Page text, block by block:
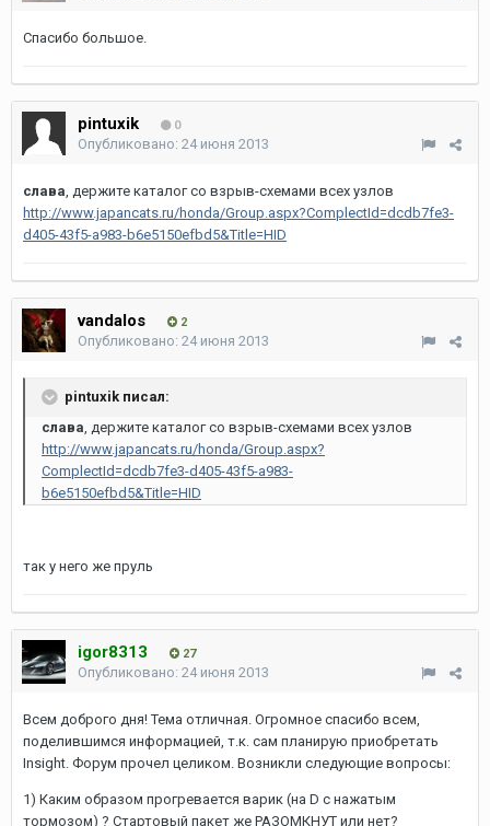
Спасибо большое.
pintuxik 0
Опубликовано: 24 июня 2013
слава, держите каталог со взрыв-схемами всех узлов
http://www.japancats.ru/honda/Group.aspx?ComplectId=dcdb7fe3-
d405-43f5-a983-b6e5150efbd5&Title=HID
vandalos 2
Опубликовано: 24 июня 2013
pintuxik писал:
слава, держите каталог со взрыв-схемами всех узлов
http://www.japancats.ru/honda/Group.aspx?
ComplectId=dcdb7fe3-d405-43f5-a983-
b6e5150efbd5&Title=HID
так у него же пруль
igor8313 27
Опубликовано: 24 июня 2013
Всем доброго дня! Тема отличная. Огромное спасибо всем,
поделившимся информацией, т.к. сам планирую приобретать
Insight. Форум прочел целиком. Возникли следующие вопросы:
1) Каким образом прогревается варик (на D с нажатым
тормозом) ? Стартовый пакет же РАЗОМКНУТ или нет?